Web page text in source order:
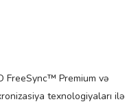
FreeSync™ Premium və
texnologiyaları ilə